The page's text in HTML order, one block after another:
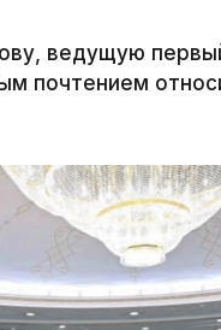
ведущую
почтением